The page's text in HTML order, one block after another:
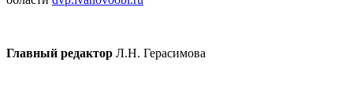
Главный редактор Л.Н. Герасимова